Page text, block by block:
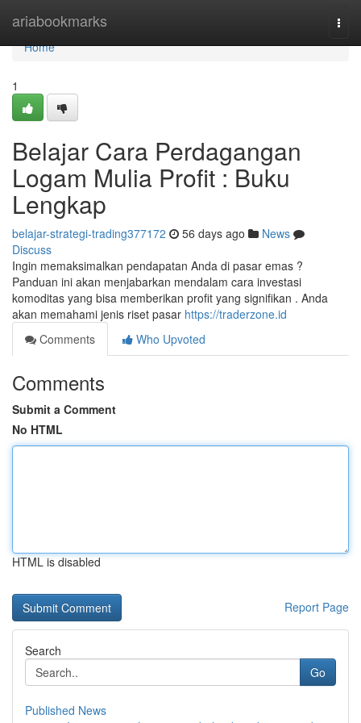
ariabookmarks
Home
Home
1
Belajar Cara Perdagangan
Logam Mulia Profit : Buku
Lengkap
belajar-strategi-trading377172 56 days ago
News
Discuss
Ingin memaksimalkan pendapatan Anda di pasar emas ?
Panduan ini akan menjabarkan mendalam cara investasi
komoditas yang bisa memberikan profit yang signifikan . Anda
akan memahami jenis riset pasar https://traderzone.id
Comments
Who Upvoted
Comments
Submit a Comment
No HTML
HTML is disabled
Report Page
Search
Go
Published News